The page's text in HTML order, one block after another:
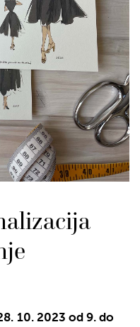
10. 2023 od 9. do